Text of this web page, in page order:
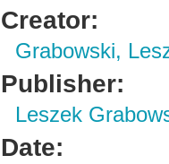
Creator:
Grabowski,
Publisher:
Leszek
Date: